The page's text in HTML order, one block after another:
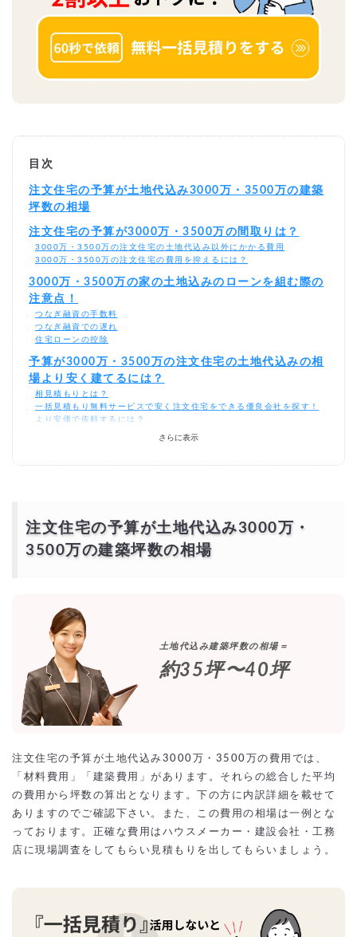
目次
注文住宅の予算が土地代込み3000万・3500万の建築
坪数の相場
注文住宅の予算が3000万・3500万の間取りは？
3000万・3500万の注文住宅の土地代込み以外にかかる費用
3000万・3500万の注文住宅の費用を抑えるには？
3000万・3500万の家の土地込みのローンを組む際の
注意点！
つなぎ融資の手数料
つなぎ融資での遅れ
住宅ローンの控除
予算が3000万・3500万の注文住宅の土地代込みの相
場より安く建てるには？
相見積もりとは？
一括見積もり無料サービスで安く注文住宅をできる優良会社を探す！
より安価で依頼するには？
さらに表示
注文住宅の予算が土地代込み3000万・
3500万の建築坪数の相場
土地代込み建築坪数の相場＝
約35坪〜40坪
注文住宅の予算が土地代込み3000万・3500万の費用では、
「材料費用」「建築費用」があります。それらの総合した平均
の費用から坪数の算出となります。下の方に内訳詳細を載せて
ありますのでご確認下さい。また、この費用の相場は一例とな
っております。正確な費用はハウスメーカー・建設会社・工務
店に現場調査をしてもらい見積もりを出してもらいましょう。